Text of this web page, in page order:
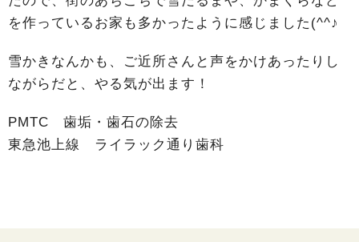
を作っているお家も多かったように感じました(^^♪
雪かきなんかも、ご近所さんと声をかけあったりし
ながらだと、やる気が出ます！
PMTC 歯垢・歯石の除去
東急池上線 ライラック通り歯科